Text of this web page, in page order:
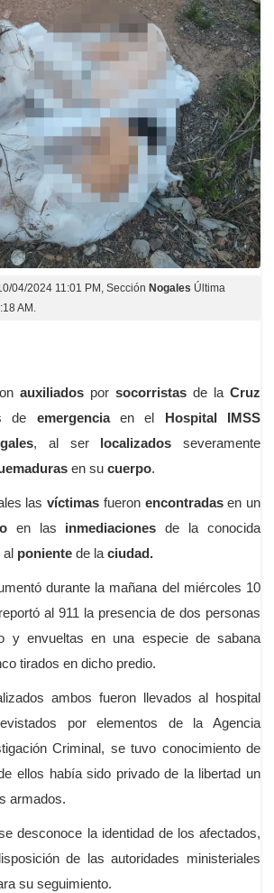
04/2024 11:01 PM , Sección Nogales Última
AM.
auxiliados por socorristas de la Cruz
de emergenciaen el Hospital IMSS
, al ser localizadosseveramente
en su cuerpo.
las víctimas fueron encontradasen un
en las inmediaciones de la conocida
al poniente de la ciudad.
durante la mañana del miércoles 10
al 911 la presencia de dos personas
y envueltas en una especie de sabana
tirados en dicho predio.
ambos fueron llevados al hospital
por elementos de la Agencia
Criminal, se tuvo conocimiento de
ellos había sido privado de la libertad un
armados.
desconoce la identidad de los afectados,
de las autoridades ministeriales
su seguimiento.